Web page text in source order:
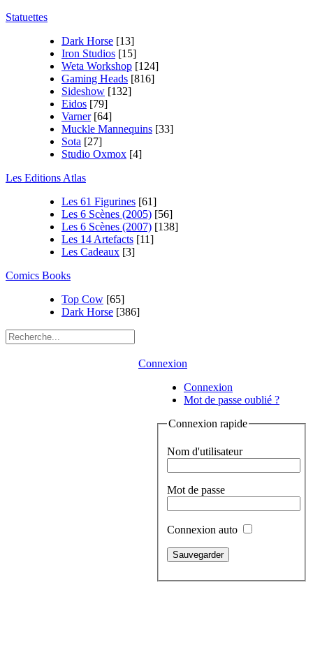
Statuettes
Dark Horse [13]
Iron Studios [15]
Weta Workshop [124]
Gaming Heads [816]
Sideshow [132]
Eidos [79]
Varner [64]
Muckle Mannequins [33]
Sota [27]
Studio Oxmox [4]
Les Editions Atlas
Les 61 Figurines [61]
Les 6 Scènes (2005) [56]
Les 6 Scènes (2007) [138]
Les 14 Artefacts [11]
Les Cadeaux [3]
Comics Books
Top Cow [65]
Dark Horse [386]
Connexion
Connexion
Mot de passe oublié ?
Connexion rapide
Nom d'utilisateur
Mot de passe
Connexion auto